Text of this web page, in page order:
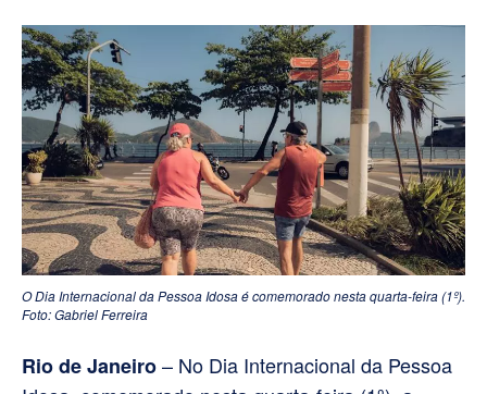
O Dia Internacional da Pessoa Idosa é comemorado nesta quarta-feira (1º).
Foto: Gabriel Ferreira
Rio de Janeiro– No Dia Internacional da Pessoa